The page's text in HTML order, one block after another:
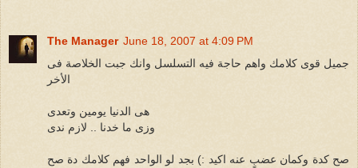
The Manager June 18, 2007 at 4:09 PM
جميل قوى كلامك واهم حاجة فيه التسلسل وانك جبت الخلاصة فى
الأخر
هى الدنيا يومين وتعدى
وزى ما خدنا .. لازم ندى
صح كدة وكمان عضبٍ عنه اكيد :) بجد لو الواحد فهم كلامك دة صح